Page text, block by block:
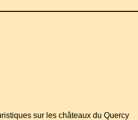
sur les châteaux du Quercy